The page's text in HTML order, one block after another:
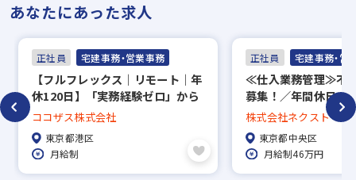
あなたにあった求人
正社員 宅建事務・営業事務
【フルフレックス｜リモート｜年
休120日】「実務経験ゼロ」から
宅建士デビュー！ COCO VILLA事
業・不動産サポート事務募集
ココザス株式会社
東京都港区
月給制
正社員 宅建事務・営
≪仕⼊業務管理≫不
募集！／年間休日
きやすさ◎
株式会社ネクスト・ワ
東京都中央区
月給制46万円